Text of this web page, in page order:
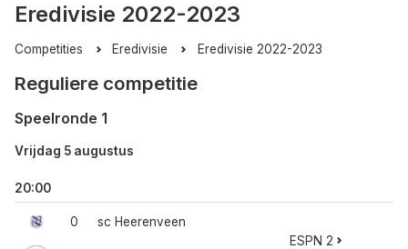
Eredivisie 2022-2023
Competities Eredivisie Eredivisie 2022-2023
Reguliere competitie
Speelronde 1
Vrijdag 5 augustus
20:00
0 sc Heerenveen
ESPN 2